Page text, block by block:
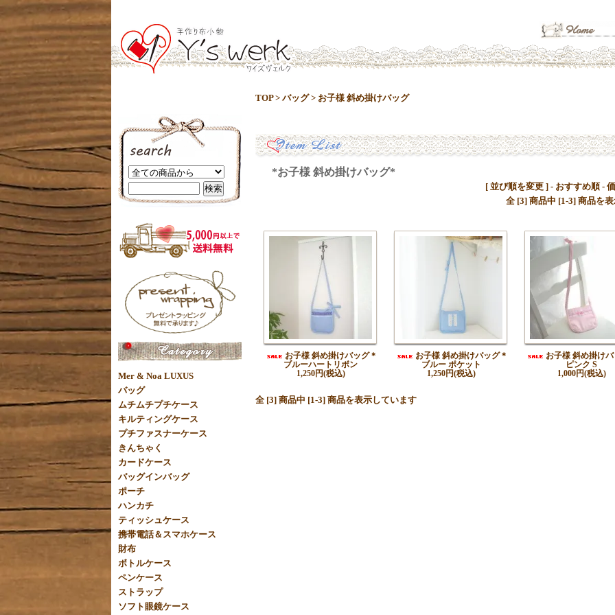
TOP> バッグ> お子様 斜め掛けバッグ
*お子様 斜め掛けバッグ*
[ 並び順を変更 ] - おすすめ順-
全 [3] 商品中 [1-3] 商品を
お子様 斜め掛けバッグ＊
ブルーハートリボン
1,250円(税込)
お子様 斜め掛けバッグ＊
ブルー ポケット
1,250円(税込)
お子様 斜め掛け
ピンク S
1,000円(税込)
全 [3] 商品中 [1-3] 商品を表示しています
Mer & Noa LUXUS
バッグ
ムチムチプチケース
キルティングケース
プチファスナーケース
きんちゃく
カードケース
バッグインバッグ
ポーチ
ハンカチ
ティッシュケース
携帯電話＆スマホケース
財布
ボトルケース
ペンケース
ストラップ
ソフト眼鏡ケース